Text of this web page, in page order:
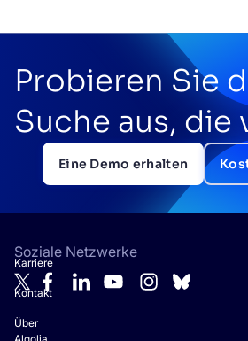
Probieren Sie
Suche aus, die
Eine Demo erhalten
Karriere
Kontakt
Über
Soziale Netzwerke